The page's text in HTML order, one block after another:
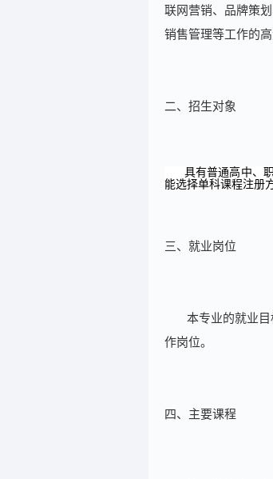
联网营销、品牌策
销售管理等工作的
二、招生对象
具有普通高中、
能选择单科课程注册
三、就业岗位
本专业的就业
作岗位。
四、主要课程